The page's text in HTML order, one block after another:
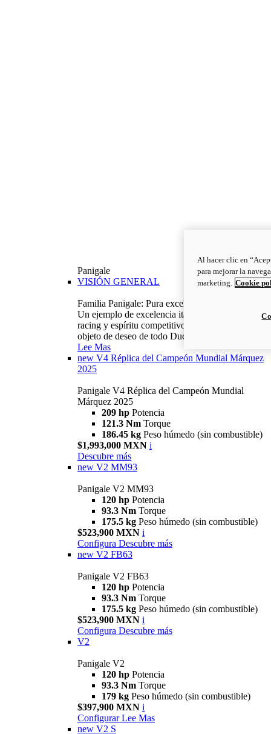
Panigale
VISIÓN GENERAL
Familia Panigale: Pura excelencia italiana.
Un ejemplo de excelencia italiana, con ADN
racing y espíritu competitivo: la Panigale es el
objeto de deseo de todo Ducatista.
Lee Mas
new V4 Réplica del Campeón Mundial Márquez
2025
Panigale V4 Réplica del Campeón Mundial
Márquez 2025
209 hp Potencia
121.3 Nm Torque
186.45 kg Peso húmedo (sin combustible)
$1,993,000 MXN i
Descubre más
new V2 MM93
Panigale V2 MM93
120 hp Potencia
93.3 Nm Torque
175.5 kg Peso húmedo (sin combustible)
$523,900 MXN i
Configura Descubre más
new V2 FB63
Panigale V2 FB63
120 hp Potencia
93.3 Nm Torque
175.5 kg Peso húmedo (sin combustible)
$523,900 MXN i
Configura Descubre más
V2
Panigale V2
120 hp Potencia
93.3 Nm Torque
179 kg Peso húmedo (sin combustible)
$397,900 MXN i
Configurar Lee Mas
new V2 S
Al hacer clic en
para mejorar la
marketing. Cookie